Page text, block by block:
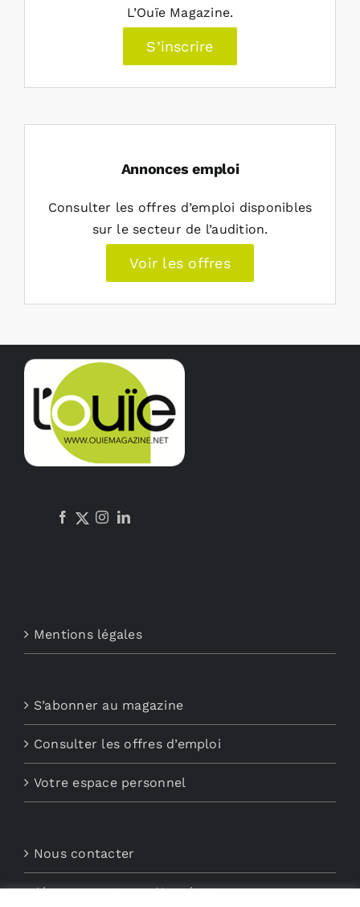
L’Ouïe Magazine.
S’inscrire
Annonces emploi
Consulter les offres d’emploi disponibles
sur le secteur de l’audition.
Voir les offres
Mentions légales
S’abonner au magazine
Consulter les offres d’emploi
Votre espace personnel
Nous contacter
Abonnements aux Newsletters